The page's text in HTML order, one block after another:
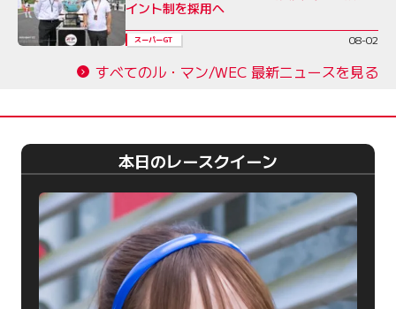
イント制を採用へ
スーパーGT 08-02
すべてのル・マン/WEC 最新ニュースを見る
本日のレースクイーン